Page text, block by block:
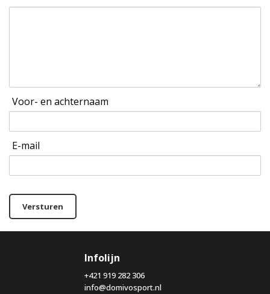
Voor- en achternaam
E-mail
Versturen
Infolijn
+421 919 282 306
info@domivosport.nl